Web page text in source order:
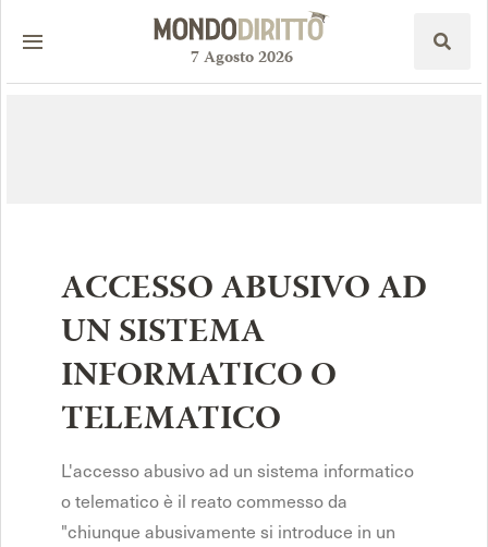
7Agosto2026
ACCESSO ABUSIVO AD
UN SISTEMA
INFORMATICO O
TELEMATICO
L'accesso abusivo ad un sistema informatico
o telematico è il reato commesso da
"chiunque abusivamente si introduce in un